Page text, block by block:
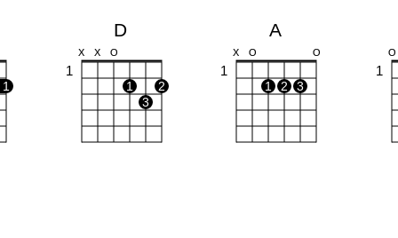
1
D
X X O
1
1
2
3
A
X O O
1
1 2 3
O
1